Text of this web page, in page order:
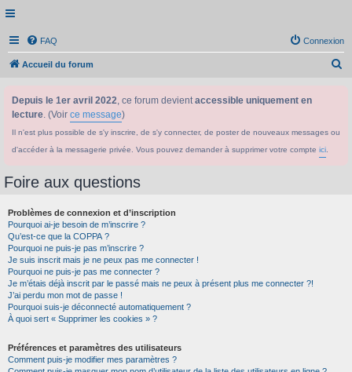
FAQ Connexion
Accueil du forum
Depuis le 1er avril 2022, ce forum devientaccessible uniquement en
lecture. (Voir ce message)
Il n'est plus possible de s'y inscrire, de s'y connecter, de poster de nouveaux messages ou
d'accéder à la messagerie privée. Vous pouvez demander à supprimer votre compte ici
Foire aux questions
Problèmes de connexion et d’inscription
Pourquoi ai-je besoin de m’inscrire ?
Qu’est-ce que la COPPA ?
Pourquoi ne puis-je pas m’inscrire ?
Je suis inscrit mais je ne peux pas me connecter !
Pourquoi ne puis-je pas me connecter ?
Je m’étais déjà inscrit par le passé mais ne peux à présent plus me connecter ?!
J’ai perdu mon mot de passe !
Pourquoi suis-je déconnecté automatiquement ?
À quoi sert « Supprimer les cookies » ?
Préférences et paramètres des utilisateurs
Comment puis-je modifier mes paramètres ?